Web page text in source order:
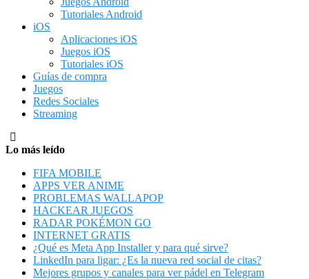
Tutoriales Android
iOS
Aplicaciones iOS
Juegos iOS
Tutoriales iOS
Guías de compra
Juegos
Redes Sociales
Streaming
Lo más leído
FIFA MOBILE
APPS VER ANIME
PROBLEMAS WALLAPOP
HACKEAR JUEGOS
RADAR POKÉMON GO
INTERNET GRATIS
¿Qué es Meta App Installer y para qué sirve?
LinkedIn para ligar: ¿Es la nueva red social de citas?
Mejores grupos y canales para ver pádel en Telegram